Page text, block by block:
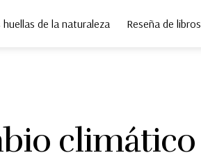
huellas de la naturaleza Reseña de libros
climático